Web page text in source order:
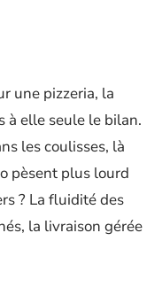
une pizzeria, la
à elle seule le bilan.
les coulisses, là
pèsent plus lourd
? La fluidité des
la livraison gérée